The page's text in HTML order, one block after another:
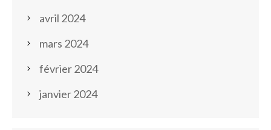
avril 2024
mars 2024
février 2024
janvier 2024